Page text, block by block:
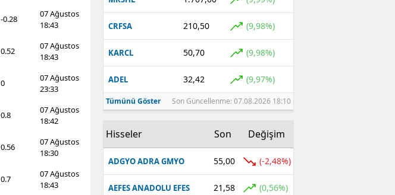
-0.28
07 Ağustos
18:43
0.52
07 Ağustos
18:43
0
07 Ağustos
23:33
0.8
07 Ağustos
18:42
0.56
07 Ağustos
18:30
0.7
07 Ağustos
18:43
CRFSA 210,50 (9,98%)
KARCL 50,70 (9,98%)
ADEL 32,42 (9,97%)
Tümünü Göster Son Güncellenme: 07.08.2026 18:10
Hisseler Son Değişim
ADGYO ADRA GMYO 55,00 (-2,48%)
AEFES ANADOLU EFES 21,58 (0,56%)